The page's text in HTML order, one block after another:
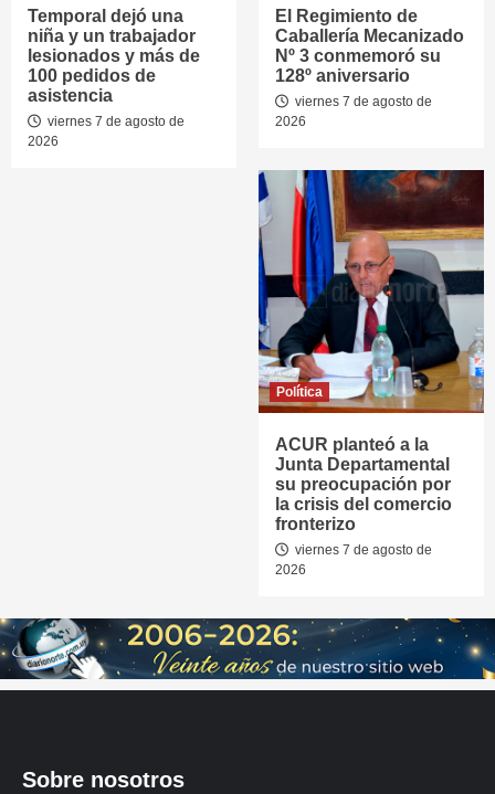
Temporal dejó una
niña y un trabajador
lesionados y más de
100 pedidos de
asistencia
viernes 7 de agosto de
2026
El Regimiento de
Caballería Mecanizado
Nº 3 conmemoró su
128º aniversario
viernes 7 de agosto de
2026
Política
ACUR planteó a la
Junta Departamental
su preocupación por
la crisis del comercio
fronterizo
viernes 7 de agosto de
2026
Sobre nosotros